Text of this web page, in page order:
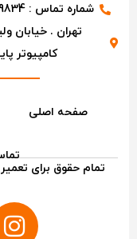
شماره تماس : 02188679834
تهران . خیابان
کامپیوتر
صفحه اصلی
تمام حقوق برای